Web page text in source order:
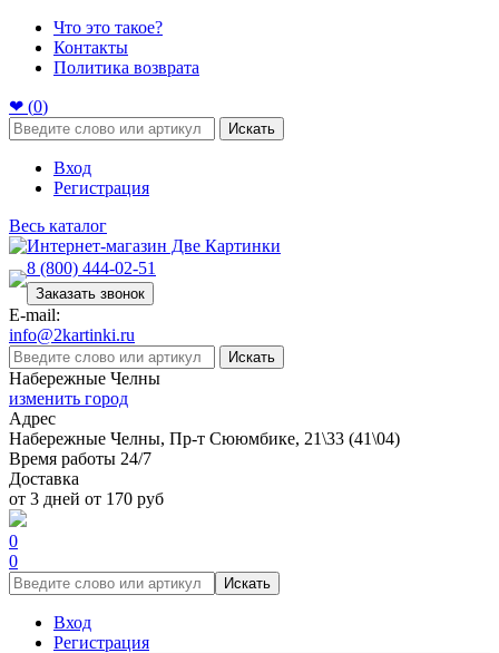
Что это такое?
Контакты
Политика возврата
❤ (0)
Искать
Вход
Регистрация
Весь каталог
8 (800) 444-02-51
Заказать звонок
E-mail:
info@2kartinki.ru
Искать
Набережные Челны
изменить город
Адрес
Набережные Челны, Пр-т Сююмбике, 21\33 (41\04)
Время работы 24/7
Доставка
от 3 дней от 170 руб
0
0
Искать
Вход
Регистрация